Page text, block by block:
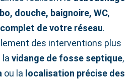
douche, baignoire, WC,
de votre réseau.
des interventions plus
la vidange de fosse septique,
ou la localisation précise des